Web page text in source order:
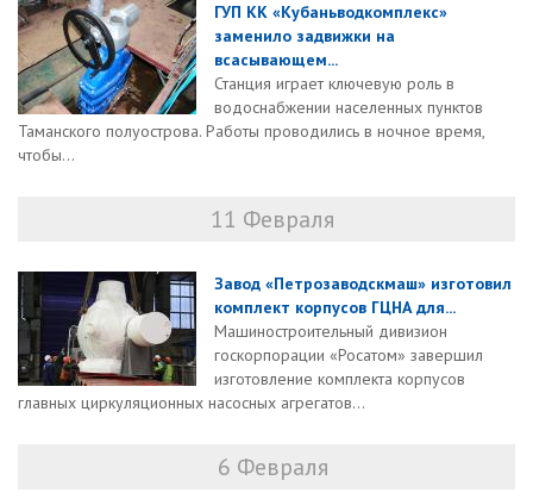
ГУП КК «Кубаньводкомплекс»
заменило задвижки на
всасывающем...
Станция играет ключевую роль в
водоснабжении населенных пунктов
Таманского полуострова. Работы проводились в ночное время,
чтобы...
11 Февраля
Завод «Петрозаводскмаш» изготовил
комплект корпусов ГЦНА для...
Машиностроительный дивизион
госкорпорации «Росатом» завершил
изготовление комплекта корпусов
главных циркуляционных насосных агрегатов...
6 Февраля